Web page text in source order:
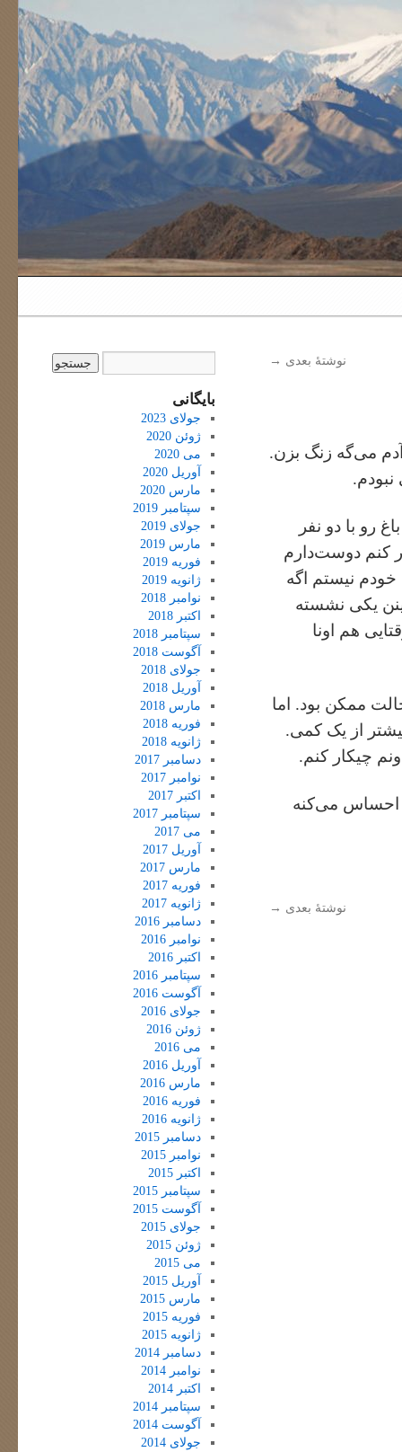
نوشتهٔ بعدی →
می‌گه زنگ بزن.
رو با دو نفر
کنم دوست‌دارم
نیستم اگه
یکی نشسته
هم اونا
ممکن بود. اما
از یک کمی.
چیکار کنم.
احساس می‌کنه
نوشتهٔ بعدی →
بایگانی
جولای 2023
ژوئن 2020
می 2020
آوریل 2020
مارس 2020
سپتامبر 2019
جولای 2019
مارس 2019
فوریه 2019
ژانویه 2019
نوامبر 2018
اکتبر 2018
سپتامبر 2018
آگوست 2018
جولای 2018
آوریل 2018
مارس 2018
فوریه 2018
ژانویه 2018
دسامبر 2017
نوامبر 2017
اکتبر 2017
سپتامبر 2017
می 2017
آوریل 2017
مارس 2017
فوریه 2017
ژانویه 2017
دسامبر 2016
نوامبر 2016
اکتبر 2016
سپتامبر 2016
آگوست 2016
جولای 2016
ژوئن 2016
می 2016
آوریل 2016
مارس 2016
فوریه 2016
ژانویه 2016
دسامبر 2015
نوامبر 2015
اکتبر 2015
سپتامبر 2015
آگوست 2015
جولای 2015
ژوئن 2015
می 2015
آوریل 2015
مارس 2015
فوریه 2015
ژانویه 2015
دسامبر 2014
نوامبر 2014
اکتبر 2014
سپتامبر 2014
آگوست 2014
جولای 2014